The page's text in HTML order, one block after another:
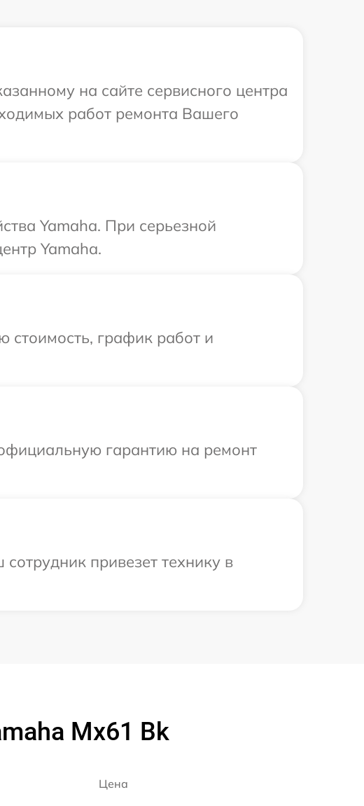
на сайте сервисного центра
работ ремонта Вашего
Yamaha. При серьезной
Yamaha.
стоимость, график работ и
гарантию на ремонт
привезет технику в
Mx61 Bk
Цена